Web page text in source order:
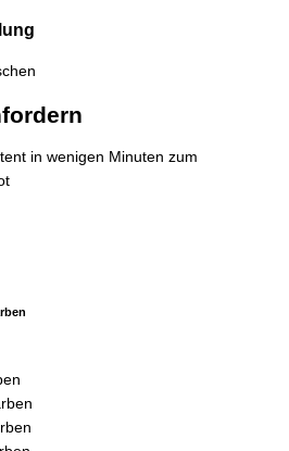
in wenigen Minuten zum